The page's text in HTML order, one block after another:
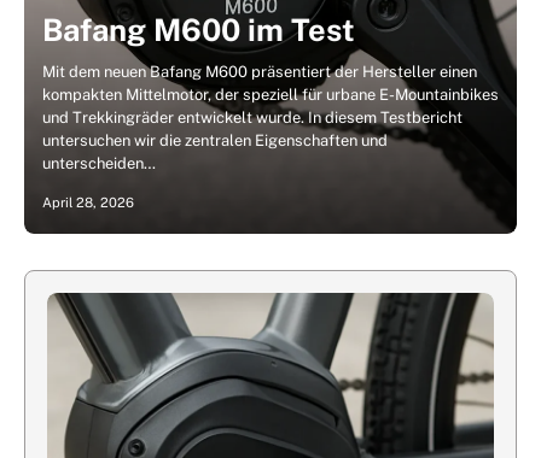
Bafang M600 im Test
Mit dem neuen Bafang M600 präsentiert der Hersteller einen
kompakten Mittelmotor, der speziell für urbane E-Mountainbikes
und Trekkingräder entwickelt wurde. In diesem Testbericht
untersuchen wir die zentralen Eigenschaften und
unterscheiden…
April 28, 2026